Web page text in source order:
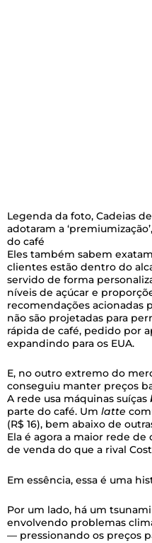
Legenda da foto, Cadeias
adotaram a
do café
Eles também sabem
clientes estão dentro do
servido de forma
níveis de açúcar e
recomendações acionadas
não são projetadas para
rápida de café, pedido por
expandindo para os EUA.
E, no outro extremo do
conseguiu manter preços
A rede usa máquinas suíças
parte do café. Um latte
(R$ 16), bem abaixo de
Ela é agora a maior rede
de venda do que a rival
Em essência, essa é uma
Por um lado, há um
envolvendo problemas
— pressionando os preços